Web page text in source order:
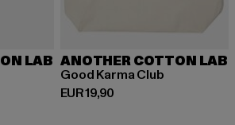
LAB
EUR 35,90
ANOTHER COTTON LAB
Good Karma Club
EUR 19,90
Huidige prijs: EUR 19,90